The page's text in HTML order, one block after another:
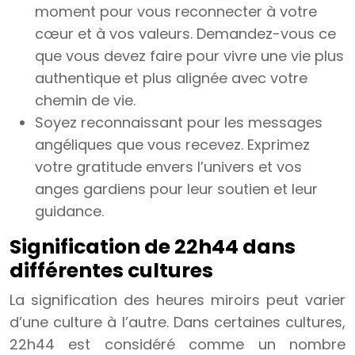
moment pour vous reconnecter à votre
cœur et à vos valeurs. Demandez-vous ce
que vous devez faire pour vivre une vie plus
authentique et plus alignée avec votre
chemin de vie.
Soyez reconnaissant pour les messages
angéliques que vous recevez. Exprimez
votre gratitude envers l’univers et vos
anges gardiens pour leur soutien et leur
guidance.
Signification de 22h44 dans
différentes cultures
La signification des heures miroirs peut varier
d’une culture à l’autre. Dans certaines cultures,
22h44 est considéré comme un nombre